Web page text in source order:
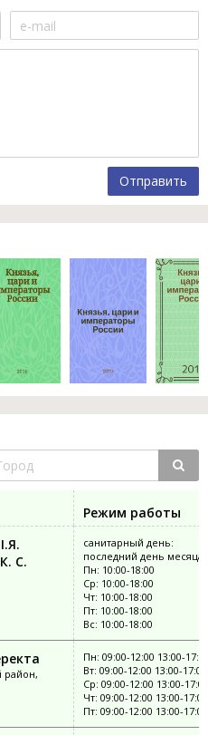
Отправить
Режим работы
С.
санитарный день:
последний день месяца
Пн: 10:00-18:00
Ср: 10:00-18:00
Чт: 10:00-18:00
Пт: 10:00-18:00
Вс: 10:00-18:00
район,
Пн: 09:00-12:00 13:00-
Вт: 09:00-12:00 13:00-17:00
Ср: 09:00-12:00 13:00-17:00
Чт: 09:00-12:00 13:00-17:00
Пт: 09:00-12:00 13:00-17:00